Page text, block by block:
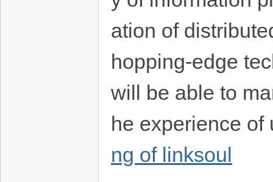
ation of
hopping-edge
will be able to
he experience
ng of linksoul